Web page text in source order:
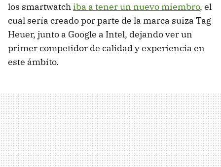
los smartwatchiba a tener un nuevo miembro, el
cual sería creado por parte de la marca suiza Tag
Heuer, junto a Google a Intel, dejando ver un
primer competidor de calidad y experiencia en
este ámbito.